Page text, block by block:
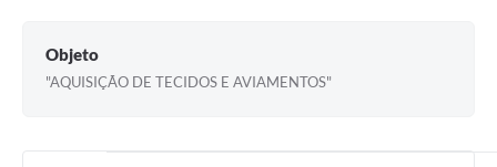
Projetos
Objeto
"AQUISIÇÃO DE TECIDOS E AVIAMENTOS"